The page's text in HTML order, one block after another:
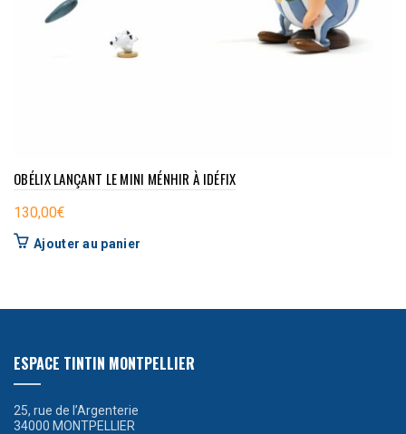
OBÉLIX LANÇANT LE MINI MÉNHIR À IDÉFIX
130,00€
Ajouter au panier
ESPACE TINTIN MONTPELLIER
25, rue de l’Argenterie
34000 MONTPELLIER